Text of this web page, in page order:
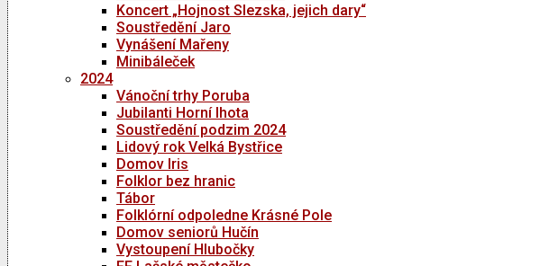
Koncert „Hojnost Slezska, jejich dary“
Soustředění Jaro
Vynášení Mařeny
Minibáleček
2024
Vánoční trhy Poruba
Jubilanti Horní lhota
Soustředění podzim 2024
Lidový rok Velká Bystřice
Domov Iris
Folklor bez hranic
Tábor
Folklórní odpoledne Krásné Pole
Domov seniorů Hučín
Vystoupení Hlubočky